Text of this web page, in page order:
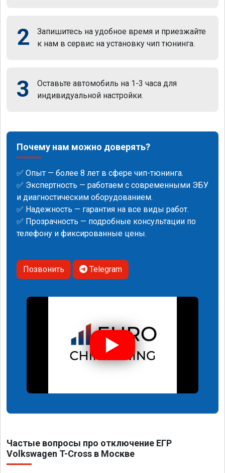
2
Запишитесь на удобное время и приезжайте
к нам в сервис на установку чип тюнинга.
3
Оставьте автомобиль на 1-3 часа для
индивидуальной настройки.
Почему нам можно доверять?
✅ Опыт — более 8 лет в сфере чип-тюнинга.
✅ Экспертность — работаем с современными ЭБУ
и диагностическим оборудованием.
✅ Надежность — гарантия на все виды работ.
✅ Прозрачность — подробные консультации по
телефону и фиксированные цены.
Позвонить Telegram
Частые вопросы про отключение ЕГР
Volkswagen T-Cross в Москве